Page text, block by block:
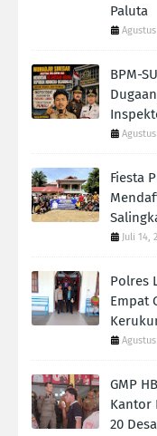
Paluta
BPM-
Fiesta
Juli 14,
Polres
Empat
GMP
Kantor
20 Desa